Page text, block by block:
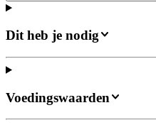
Dit heb je nodig
Voedingswaarden